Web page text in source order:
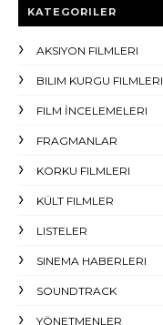
KATEGORILER
AKSIYON FILMLERI
BILIM KURGU FILMLERI
FILM İNCELEMELERI
FRAGMANLAR
KORKU FILMLERI
KÜLT FILMLER
LISTELER
SINEMA HABERLERI
SOUNDTRACK
YÖNETMENLER